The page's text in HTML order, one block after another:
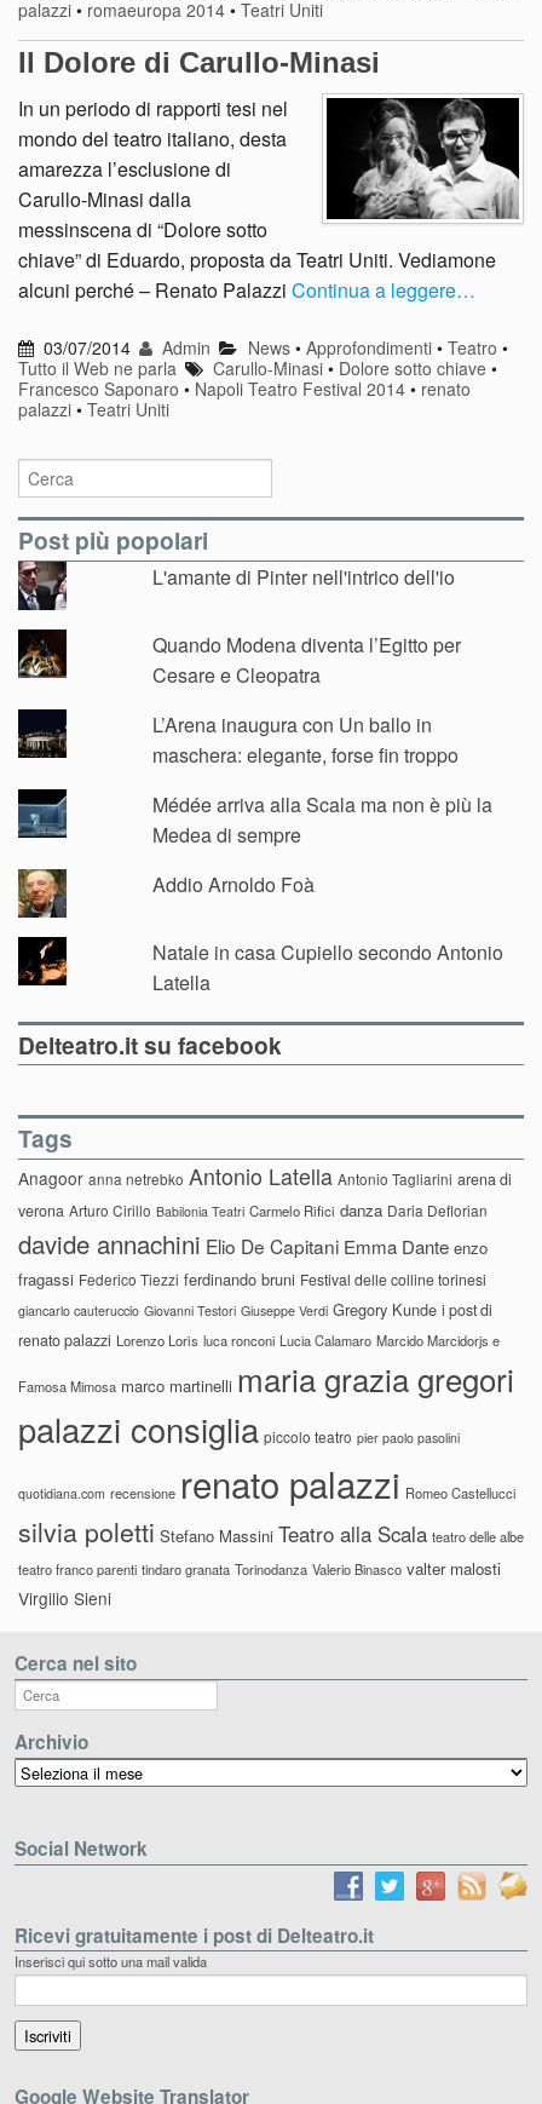
palazzi • romaeuropa 2014 • Teatri Uniti
Il Dolore di Carullo-Minasi
In un periodo di rapporti tesi nel
mondo del teatro italiano, desta
amarezza l’esclusione di
Carullo-Minasi dalla
messinscena di “Dolore sotto
chiave” di Eduardo, proposta da Teatri Uniti. Vediamone
alcuni perché – Renato Palazzi Continua a leggere…
03/07/2014 Admin News• Approfondimenti• Teatro •
Tutto il Web ne parla
Carullo-Minasi • Dolore sotto chiave •
Francesco Saponaro • Napoli Teatro Festival 2014 • renato
palazzi • Teatri Uniti
Post più popolari
L'amante di Pinter nell'intrico dell'io
Quando Modena diventa l’Egitto per
Cesare e Cleopatra
L’Arena inaugura con Un ballo in
maschera: elegante, forse fin troppo
Médée arriva alla Scala ma non è più la
Medea di sempre
Addio Arnoldo Foà
Natale in casa Cupiello secondo Antonio
Latella
Delteatro.it su facebook
Tags
Anagoor anna netrebko Antonio Latella Antonio Tagliarini arena di
verona Arturo Cirillo Babilonia Teatri Carmelo Rifici danza Daria Deflorian
davide annachini Elio De Capitani Emma Dante enzo
fragassi Federico Tiezzi ferdinando bruni Festival delle colline torinesi
giancarlo cauteruccio Giovanni Testori Giuseppe Verdi Gregory Kunde i post di
renato palazzi Lorenzo Loris luca ronconi Lucia Calamaro Marcido Marcidorjs e
Famosa Mimosa marco martinelli maria grazia gregori
palazzi consiglia piccolo teatro pier paolo pasolini
quotidiana.com recensione renato palazzi Romeo Castellucci
silvia poletti Stefano Massini Teatro alla Scala teatro delle albe
teatro franco parenti tindaro granata Torinodanza Valerio Binasco valter malosti
Virgilio Sieni
Cerca nel sito
Archivio
Archivio
Social Network
Ricevi gratuitamente i post di Delteatro.it
Inserisci qui sotto una mail valida
Google Website Translator